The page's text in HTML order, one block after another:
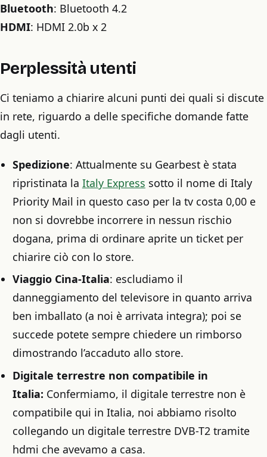
Bluetooth: Bluetooth 4.2
HDMI: HDMI 2.0b x 2
Perplessità utenti
Ci teniamo a chiarire alcuni punti dei quali si discute
in rete, riguardo a delle specifiche domande fatte
dagli utenti.
Spedizione: Attualmente su Gearbest è stata
ripristinata la Italy Express sotto il nome di Italy
Priority Mail in questo caso per la tv costa 0,00 e
non si dovrebbe incorrere in nessun rischio
dogana, prima di ordinare aprite un ticket per
chiarire ciò con lo store.
Viaggio Cina-Italia: escludiamo il
danneggiamento del televisore in quanto arriva
ben imballato (a noi è arrivata integra); poi se
succede potete sempre chiedere un rimborso
dimostrando l’accaduto allo store.
Digitale terrestre non compatibile in
Italia: Confermiamo, il digitale terrestre non è
compatibile qui in Italia, noi abbiamo risolto
collegando un digitale terrestre DVB-T2 tramite
hdmi che avevamo a casa.